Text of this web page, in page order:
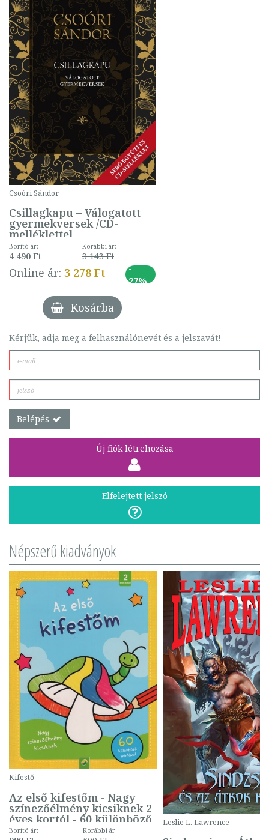
Csoóri Sándor
Csillagkapu – Válogatott
gyermekversek /CD-
melléklettel
Borító ár:
4 490 Ft
Korábbi ár:
3 143 Ft
Online ár: 3 278 Ft
-
27%
Kosárba
Kérjük, adja meg a felhasználónevét és a jelszavát!
Belépés
Új fiók létrehozása
Elfelejtett jelszó
Népszerű kiadványok
Kifestő
Az első kifestőm - Nagy
színezőélmény kicsiknek 2
éves kortól - 60 különböző
mintával (gombás)
Borító ár: Korábbi ár:
Leslie L. Lawrence